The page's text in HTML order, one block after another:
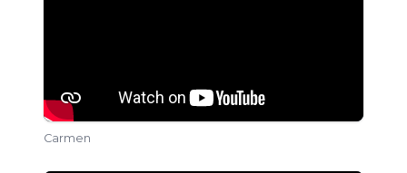
Carmen